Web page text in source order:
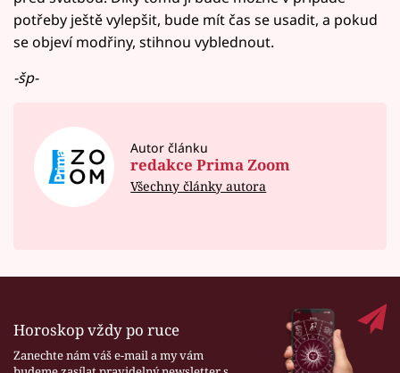
potřeby ještě vylepšit, bude mít čas se usadit, a pokud
se objeví modřiny, stihnou vyblednout.
-šp-
Autor článku
redakce Prima Zoom
Všechny články autora
Horoskop vždy po ruce
Zanechte nám váš e-mail a my vám